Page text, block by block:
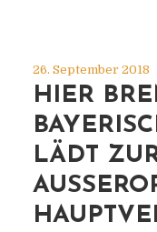
26. September 2018
HIER
LÄDT